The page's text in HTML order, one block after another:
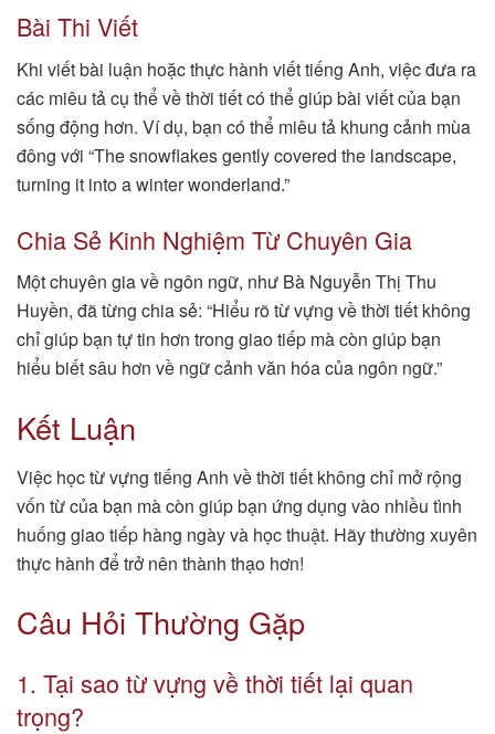
Bài Thi Viết
Khi viết bài luận hoặc thực hành viết tiếng Anh, việc đưa ra
các miêu tả cụ thể về thời tiết có thể giúp bài viết của bạn
sống động hơn. Ví dụ, bạn có thể miêu tả khung cảnh mùa
đông với “The snowflakes gently covered the landscape,
turning it into a winter wonderland.”
Chia Sẻ Kinh Nghiệm Từ Chuyên Gia
Một chuyên gia về ngôn ngữ, như Bà Nguyễn Thị Thu
Huyền, đã từng chia sẻ: “Hiểu rõ từ vựng về thời tiết không
chỉ giúp bạn tự tin hơn trong giao tiếp mà còn giúp bạn
hiểu biết sâu hơn về ngữ cảnh văn hóa của ngôn ngữ.”
Kết Luận
Việc học từ vựng tiếng Anh về thời tiết không chỉ mở rộng
vốn từ của bạn mà còn giúp bạn ứng dụng vào nhiều tình
huống giao tiếp hàng ngày và học thuật. Hãy thường xuyên
thực hành để trở nên thành thạo hơn!
Câu Hỏi Thường Gặp
1. Tại sao từ vựng về thời tiết lại quan
trọng?